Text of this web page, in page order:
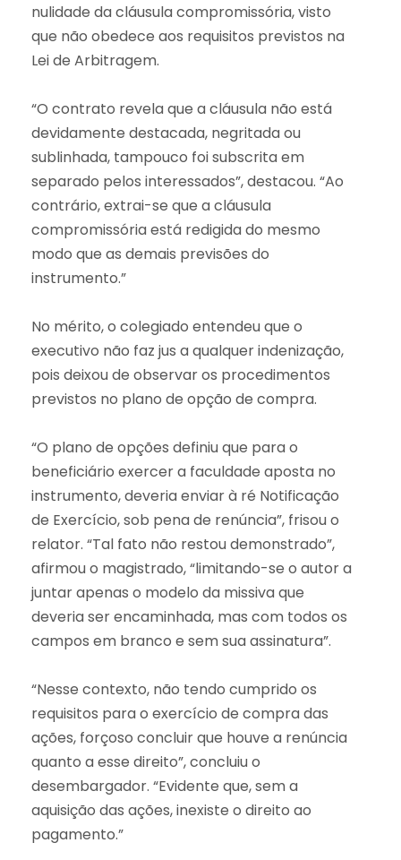
nulidade da cláusula compromissória, visto
que não obedece aos requisitos previstos na
Lei de Arbitragem.
“O contrato revela que a cláusula não está
devidamente destacada, negritada ou
sublinhada, tampouco foi subscrita em
separado pelos interessados”, destacou. “Ao
contrário, extrai-se que a cláusula
compromissória está redigida do mesmo
modo que as demais previsões do
instrumento.”
No mérito, o colegiado entendeu que o
executivo não faz jus a qualquer indenização,
pois deixou de observar os procedimentos
previstos no plano de opção de compra.
“O plano de opções definiu que para o
beneficiário exercer a faculdade aposta no
instrumento, deveria enviar à ré Notificação
de Exercício, sob pena de renúncia”, frisou o
relator. “Tal fato não restou demonstrado”,
afirmou o magistrado, “limitando-se o autor a
juntar apenas o modelo da missiva que
deveria ser encaminhada, mas com todos os
campos em branco e sem sua assinatura”.
“Nesse contexto, não tendo cumprido os
requisitos para o exercício de compra das
ações, forçoso concluir que houve a renúncia
quanto a esse direito”, concluiu o
desembargador. “Evidente que, sem a
aquisição das ações, inexiste o direito ao
pagamento.”